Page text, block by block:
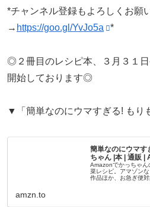
*チャンネル登録もよろしくお願
→ https://goo.gl/YvJo5a *
◎２冊目のレシピ本、３月３１
開始しております◎
▼「簡単なのにウマすぎる! もり
簡単なのにウマす
ちゃん |本 | 通販 |
Amazonでかっちゃ
菜レシピ。アマゾン
作品ほか、お急ぎ便
amzn.to